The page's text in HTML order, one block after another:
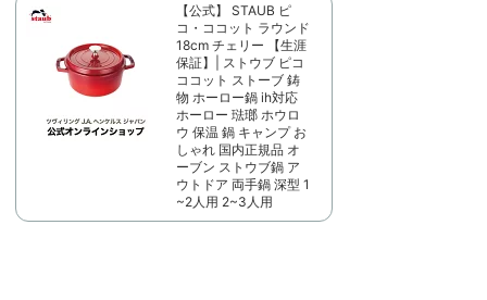
【公式】 STAUB ピ
コ・ココット ラウンド
18cm チェリー 【生涯
保証】| ストウブ ピコ
ココット ストーブ 鋳
物 ホーロー鍋 ih対応
ホーロー 琺瑯 ホウロ
ウ 保温 鍋 キャンプ お
しゃれ 国内正規品 オ
ーブン ストウブ鍋 ア
ウトドア 両手鍋 深型 1
~2人用 2~3人用